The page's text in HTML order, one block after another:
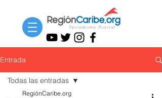
Entrada
Todas las entradas
RegiónCaribe.org